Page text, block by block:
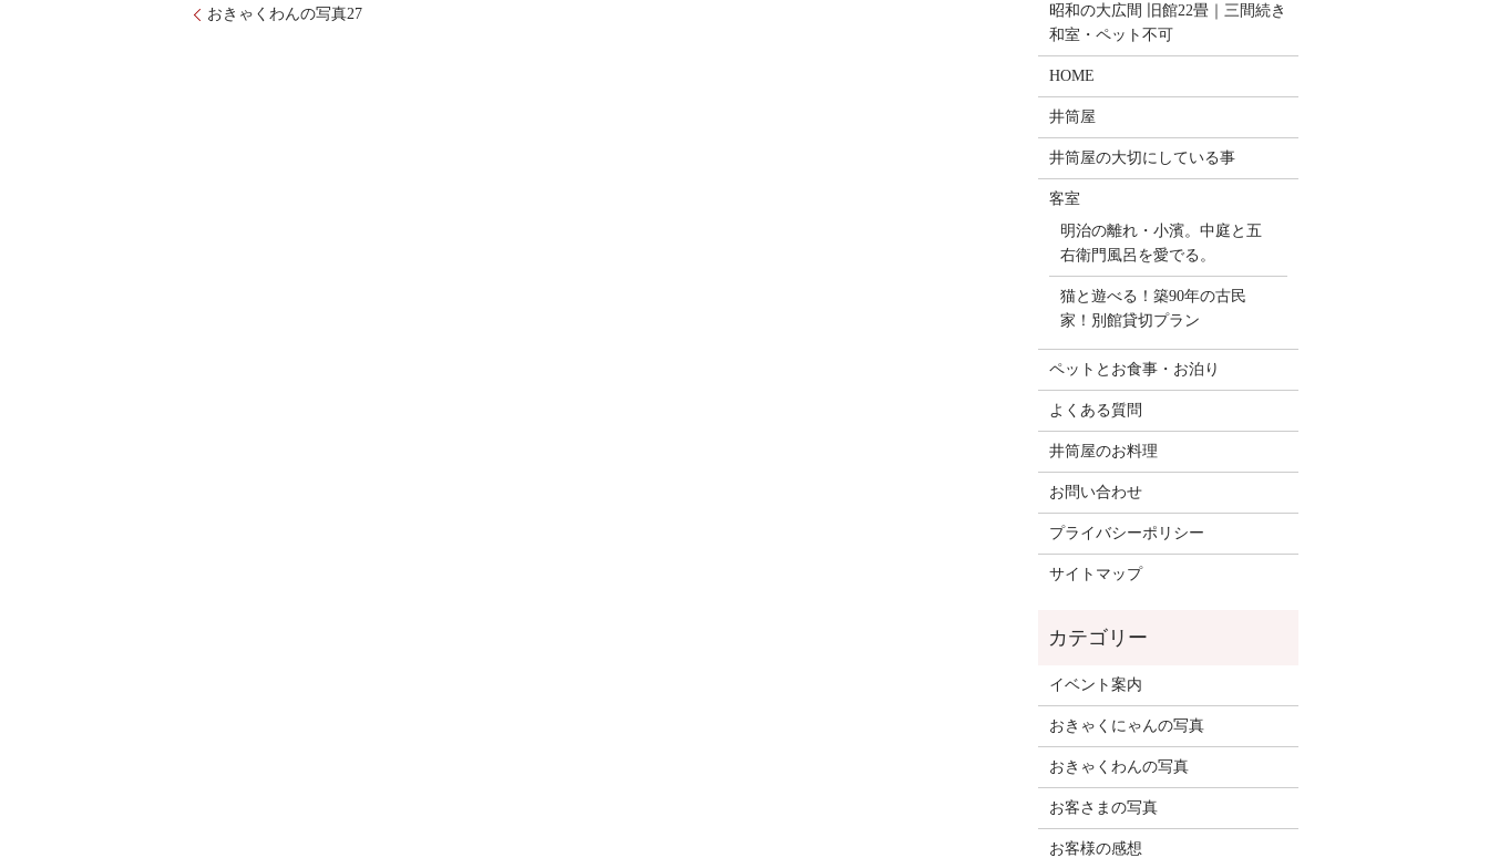
おきゃくわんの写真27
昭和の大広間 旧館22畳｜三間続き
和室・ペット不可
HOME
井筒屋
井筒屋の大切にしている事
客室
明治の離れ・小濱。中庭と五
右衛門風呂を愛でる。
猫と遊べる！築90年の古民
家！別館貸切プラン
ペットとお食事・お泊り
よくある質問
井筒屋のお料理
お問い合わせ
プライバシーポリシー
サイトマップ
イベント案内
おきゃくにゃんの写真
おきゃくわんの写真
お客さまの写真
お客様の感想